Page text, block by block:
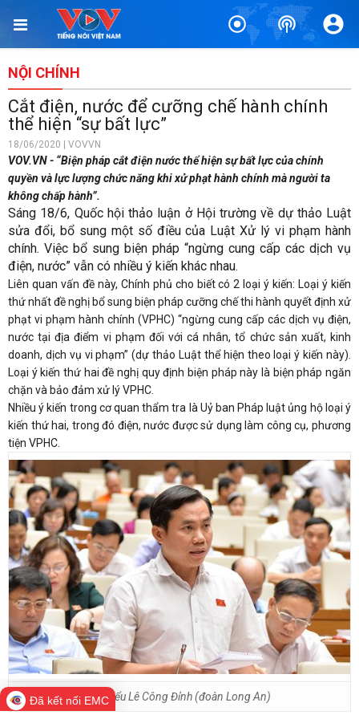
NỘI CHÍNH
Cắt điện, nước để cưỡng chế hành chính
thể hiện “sự bất lực”
18/06/2020 | VOVVN
VOV.VN - “Biện pháp cắt điện nước thể hiện sự bất lực của chính
quyền và lực lượng chức năng khi xử phạt hành chính mà người ta
không chấp hành”.
Sáng 18/6, Quốc hội thảo luận ở Hội trường về dự thảo Luật
sửa đổi, bổ sung một số điều của Luật Xử lý vi phạm hành
chính. Việc bổ sung biện pháp “ngừng cung cấp các dịch vụ
điện, nước” vẫn có nhiều ý kiến khác nhau.
Liên quan vấn đề này, Chính phủ cho biết có 2 loại ý kiến: Loại ý kiến
thứ nhất đề nghị bổ sung biện pháp cưỡng chế thi hành quyết định xử
phạt vi phạm hành chính (VPHC) “ngừng cung cấp các dịch vụ điện,
nước tại địa điểm vi phạm đối với cá nhân, tổ chức sản xuất, kinh
doanh, dịch vụ vi phạm” (dự thảo Luật thể hiện theo loại ý kiến này).
Loại ý kiến thứ hai đề nghị quy định biện pháp này là biện pháp ngăn
chặn và bảo đảm xử lý VPHC.
Nhiều ý kiến trong cơ quan thẩm tra là Uỷ ban Pháp luật ủng hộ loại ý
kiến thứ hai, trong đó điện, nước được sử dụng làm công cụ, phương
tiện VPHC.
Đại biểu Lê Công Đỉnh (đoàn Long An)
Đã kết nối EMC